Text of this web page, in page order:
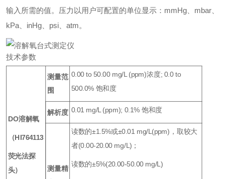
输入所需的值。压力以用户可配置的单位显示：mmHg、mbar、
kPa、inHg、psi、atm。
技术参数
DO溶解氧
（HI764113
荧光法探
头）
测量范
围
0.00 to 50.00 mg/L (ppm)浓度; 0.0 to
500.0% 饱和度
解析度 0.01 mg/L (ppm); 0.1% 饱和度
测量精
读数的±1.5%或±0.01 mg/L(ppm)，取较大
者(0.00-20.00 mg/L)；
读数的±5%(20.00-50.00 mg/L)